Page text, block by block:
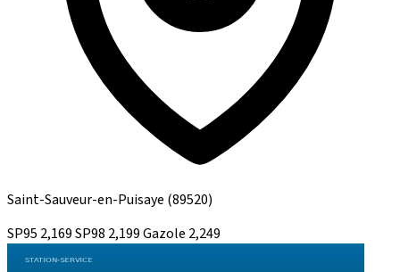
Saint-Sauveur-en-Puisaye (89520)
SP95 2,169SP98 2,199Gazole 2,249